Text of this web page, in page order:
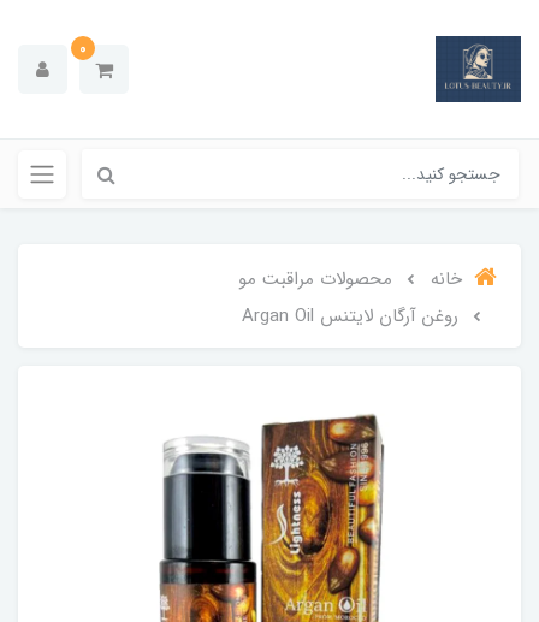
0
خانه
محصولات مراقبت مو
روغن آرگان لایتنس Argan Oil